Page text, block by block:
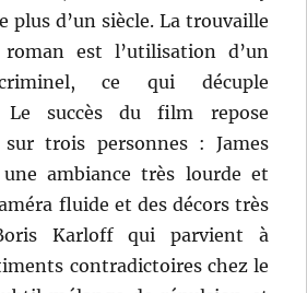
plus d’un siècle. La trouvaille
est l’utilisation d’un
ce qui décuple
Le succès du film repose
sur trois personnes : James
ambiance très lourde et
fluide et des décors très
Karloff qui parvient à
contradictoires chez le